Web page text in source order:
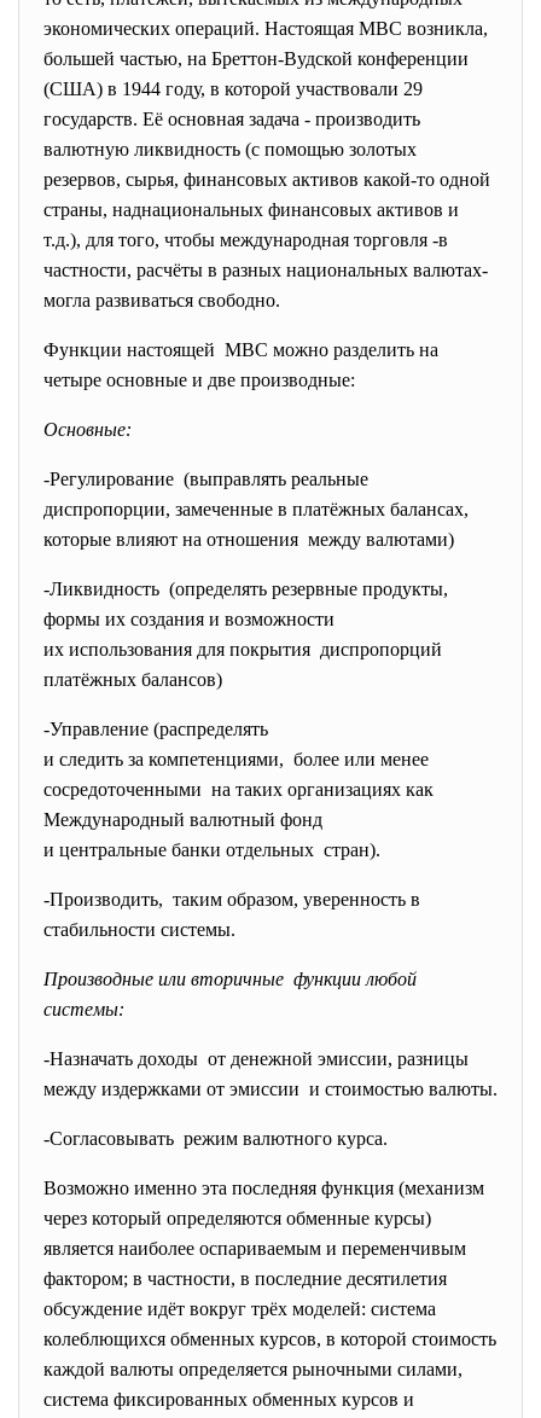
экономических операций. Настоящая МВС возникла,
большей частью, на Бреттон-Вудской конференции
(США) в 1944 году, в которой участвовали 29
государств. Её основная задача - производить
валютную ликвидность (с помощью золотых
резервов, сырья, финансовых активов какой-то одной
страны, наднациональных финансовых активов и
т.д.), для того, чтобы международная торговля -в
частности, расчёты в разных национальных валютах-
могла развиваться свободно.
Функции настоящей МВС можно разделить на
четыре основные и две производные:
Основные:
-Регулирование (выправлять реальные
диспропорции, замеченные в платёжных балансах,
которые влияют на отношения между валютами)
-Ликвидность (определять резервные продукты,
формы их создания и возможности
их использования для покрытия диспропорций
платёжных балансов)
-Управление (распределять
и следить за компетенциями, более или менее
сосредоточенными на таких организациях как
Международный валютный фонд
и центральные банки отдельных стран).
-Производить, таким образом, уверенность в
стабильности системы.
Производные или вторичные функции любой
системы:
-Назначать доходы от денежной эмиссии, разницы
между издержками от эмиссии и стоимостью валюты.
-Согласовывать режим валютного курса.
Возможно именно эта последняя функция (механизм
через который определяются обменные курсы)
является наиболее оспариваемым и переменчивым
фактором; в частности, в последние десятилетия
обсуждение идёт вокруг трёх моделей: система
колеблющихся обменных курсов, в которой стоимость
каждой валюты определяется рыночными силами,
система фиксированных обменных курсов и